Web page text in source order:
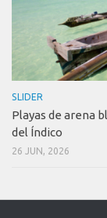
SLIDER
Playas de arena
del Índico
26 JUN, 2026